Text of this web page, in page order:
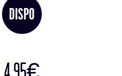
DISPO